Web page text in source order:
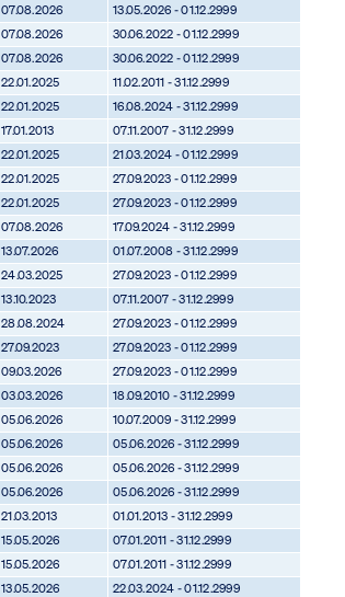
07.08.2026
13.05.2026 - 01.12.2999
07.08.2026
30.06.2022 - 01.12.2999
07.08.2026
30.06.2022 - 01.12.2999
22.01.2025
11.02.2011 - 31.12.2999
22.01.2025
16.08.2024 - 31.12.2999
17.01.2013
07.11.2007 - 31.12.2999
22.01.2025
21.03.2024 - 01.12.2999
22.01.2025
27.09.2023 - 01.12.2999
22.01.2025
27.09.2023 - 01.12.2999
07.08.2026
17.09.2024 - 31.12.2999
13.07.2026
01.07.2008 - 31.12.2999
24.03.2025
27.09.2023 - 01.12.2999
13.10.2023
07.11.2007 - 31.12.2999
28.08.2024
27.09.2023 - 01.12.2999
27.09.2023
27.09.2023 - 01.12.2999
09.03.2026
27.09.2023 - 01.12.2999
03.03.2026
18.09.2010 - 31.12.2999
05.06.2026
10.07.2009 - 31.12.2999
05.06.2026
05.06.2026 - 31.12.2999
05.06.2026
05.06.2026 - 31.12.2999
05.06.2026
05.06.2026 - 31.12.2999
21.03.2013
01.01.2013 - 31.12.2999
15.05.2026
07.01.2011 - 31.12.2999
15.05.2026
07.01.2011 - 31.12.2999
13.05.2026
22.03.2024 - 01.12.2999